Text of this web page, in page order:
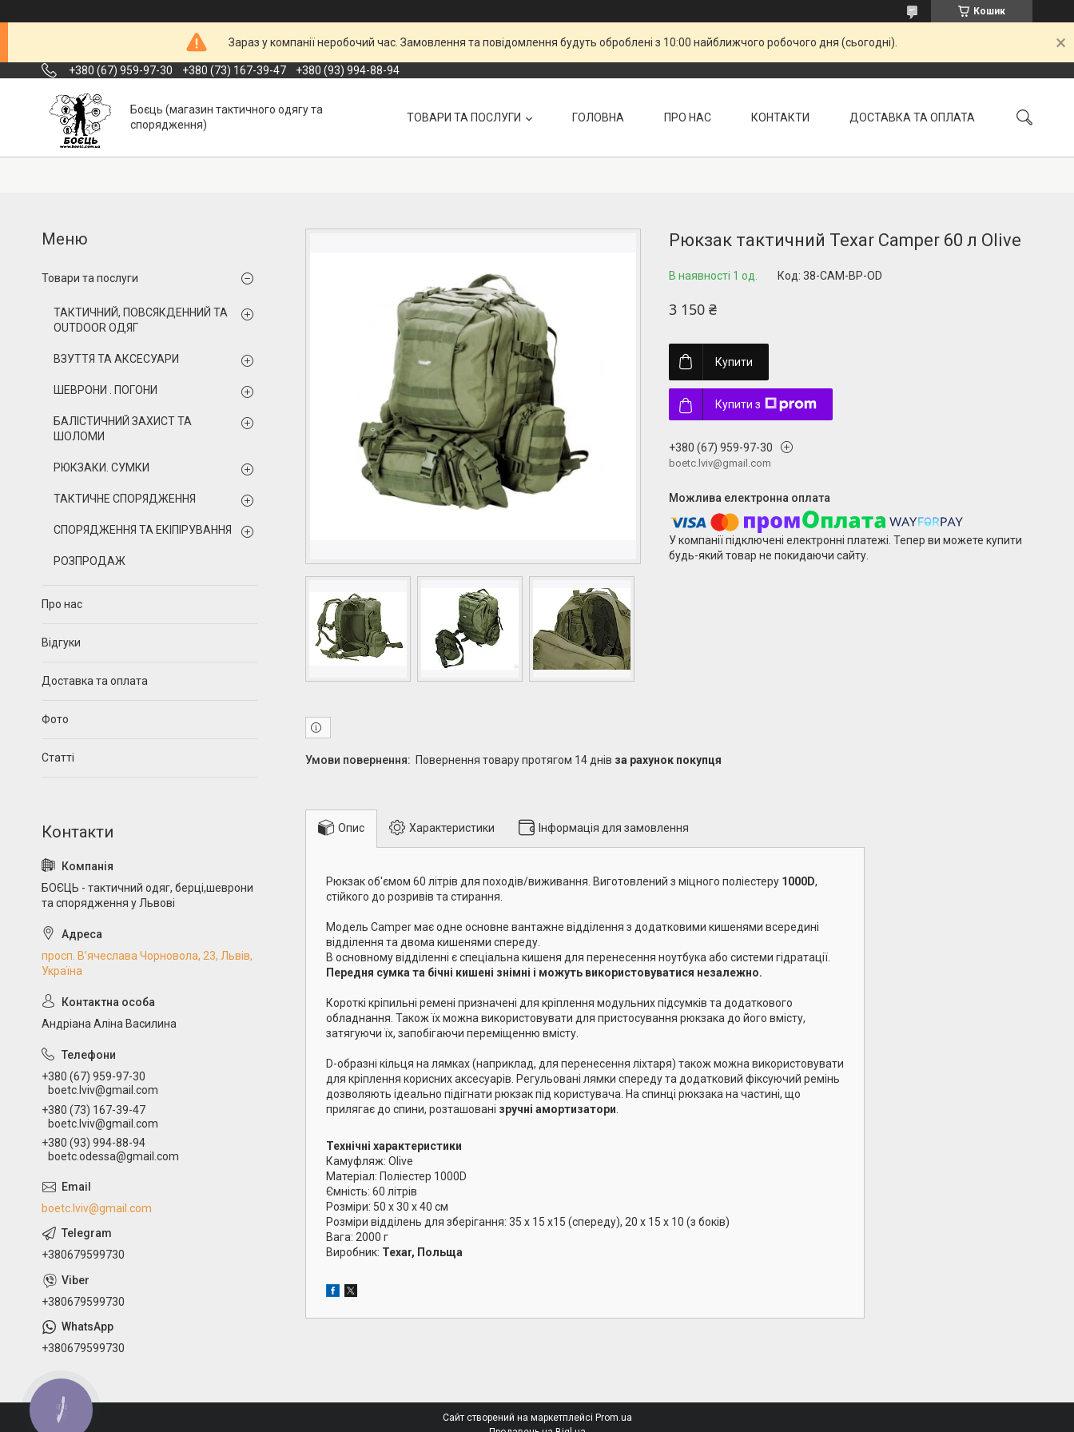
Кошик
Зараз у компанії неробочий час. Замовлення та повідомлення будуть оброблені з 10:00 найближчого робочого дня (сьогодні).
+380 (67) 959-97-30 +380 (73) 167-39-47 +380 (93) 994-88-94
Боєць (магазин тактичного одягу та
спорядження)
ТОВАРИ ТА ПОСЛУГИ ГОЛОВНА ПРО НАС КОНТАКТИ ДОСТАВКА ТА ОПЛАТА
Рюкзак тактичний Texar Camper 60 л Olive
В наявності 1 од. Код: 38-CAM-BP-OD
3 150 ₴
Купити
Купити з
+380 (67) 959-97-30
boetc.lviv@gmail.com
У компанії підключені електронні платежі. Тепер ви можете купити
будь-який товар не покидаючи сайту.
повернення товару протягом 14 днів за рахунок покупця
Опис Характеристики Інформація для замовлення
Рюкзак об'ємом 60 літрів для походів/виживання. Виготовлений з міцного поліестеру 1000D,
стійкого до розривів та стирання.
Модель Camper має одне основне вантажне відділення з додатковими кишенями всередині
відділення та двома кишенями спереду.
В основному відділенні є спеціальна кишеня для перенесення ноутбука або системи гідратації.
Передня сумка та бічні кишені знімні і можуть використовуватися незалежно.
Короткі кріпильні ремені призначені для кріплення модульних підсумків та додаткового
обладнання. Також їх можна використовувати для пристосування рюкзака до його вмісту,
затягуючи їх, запобігаючи переміщенню вмісту.
D-образні кільця на лямках (наприклад, для перенесення ліхтаря) також можна використовувати
для кріплення корисних аксесуарів. Регульовані лямки спереду та додатковий фіксуючий ремінь
дозволяють ідеально підігнати рюкзак під користувача. На спинці рюкзака на частині, що
прилягає до спини, розташовані зручні амортизатори
Технічні характеристики
Камуфляж: Olive
Матеріал: Поліестер 1000D
Ємність: 60 літрів
Розміри: 50 x 30 x 40 см
Розміри відділень для зберігання: 35 x 15 x15 (спереду), 20 x 15 x 10 (з боків)
Вага: 2000 г
Виробник: Texar, Польща
Товари та послуги
ТАКТИЧНИЙ, ПОВСЯКДЕННИЙ ТА
OUTDOOR ОДЯГ
ВЗУТТЯ ТА АКСЕСУАРИ
ШЕВРОНИ . ПОГОНИ
БАЛІСТИЧНИЙ ЗАХИСТ ТА
ШОЛОМИ
РЮКЗАКИ. СУМКИ
ТАКТИЧНЕ СПОРЯДЖЕННЯ
СПОРЯДЖЕННЯ ТА ЕКІПІРУВАННЯ
РОЗПРОДАЖ
Про нас
Відгуки
Доставка та оплата
Фото
Статті
БОЄЦЬ - тактичний одяг, берці,шеврони
та спорядження у Львові
просп. В’ячеслава Чорновола, 23, Львів,
Україна
Андріана Аліна Василина
+380 (67) 959-97-30
boetc.lviv@gmail.com
+380 (73) 167-39-47
boetc.lviv@gmail.com
+380 (93) 994-88-94
boetc.odessa@gmail.com
boetc.lviv@gmail.com
+380679599730
+380679599730
+380679599730
Сайт створений на маркетплейсі Prom.ua
КНОПКА
ЗВ'ЯЗКУ